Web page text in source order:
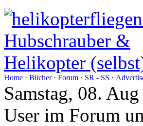
Home · Bücher· Forum · SR - SS ·
Samstag, 08.
User im Forum